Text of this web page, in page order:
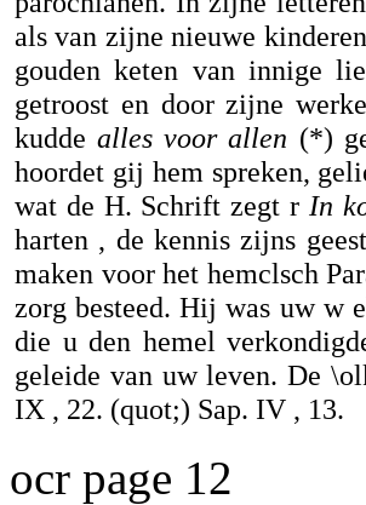
als van zijne nieuwe
gouden keten van innige
getroost en door zijne
kudde alles voor allen (*)
hoordet gij hem spreken,
wat de H. Schrift zegt r In
harten , de kennis zijns
maken voor het hemclsch
zorg besteed. Hij was uw w
die u den hemel
geleide van uw leven. De
IX , 22. (quot;) Sap. IV , 13.
ocr page 12